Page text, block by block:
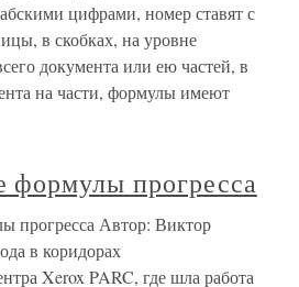
цифрами, номер ставят с
в скобках, на уровне
документа или ею частей, в
на части, формулы имеют
формулы прогресса
прогресса Автор: Виктор
в коридорах
Xerox PARC, где шла работа